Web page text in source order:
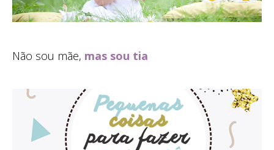
Não sou mãe, mas sou tia